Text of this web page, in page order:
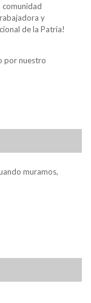
comunidad
y
de la Patria!
por nuestro
muramos,